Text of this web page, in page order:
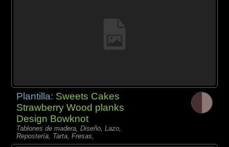
Plantilla: Sweets Cakes
Strawberry Wood planks
Design Bowknot
Tablones de madera, Diseño, Lazo,
Repostería, Tarta, Fresas,